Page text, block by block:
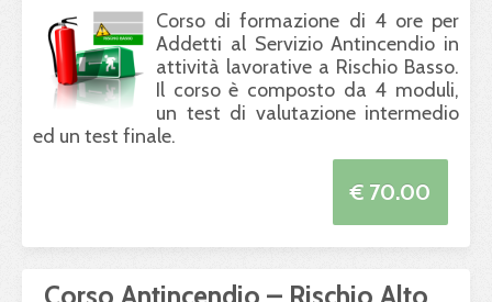
Corso di formazione di 4 ore per
Addetti al Servizio Antincendio in
attività lavorative a Rischio Basso.
Il corso è composto da 4 moduli,
un test di valutazione intermedio
ed un test finale.
€ 70.00
Corso Antincendio – Rischio Alto